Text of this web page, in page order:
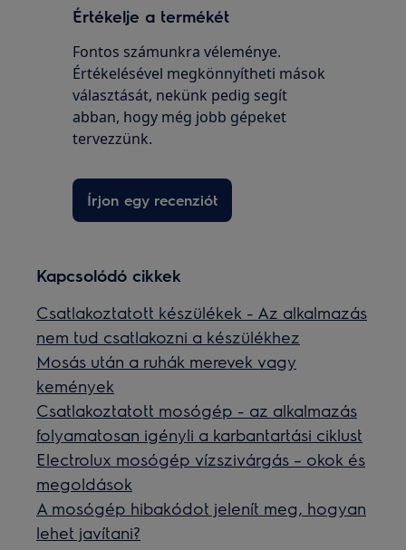
Értékelje a termékét
Fontos számunkra véleménye.
Értékelésével megkönnyítheti mások
választását, nekünk pedig segít
abban, hogy még jobb gépeket
tervezzünk.
Írjon egy recenziót
Kapcsolódó cikkek
Csatlakoztatott készülékek - Az alkalmazás
nem tud csatlakozni a készülékhez
Mosás után a ruhák merevek vagy
kemények
Csatlakoztatott mosógép - az alkalmazás
folyamatosan igényli a karbantartási ciklust
Electrolux mosógép vízszivárgás – okok és
megoldások
A mosógép hibakódot jelenít meg, hogyan
lehet javítani?